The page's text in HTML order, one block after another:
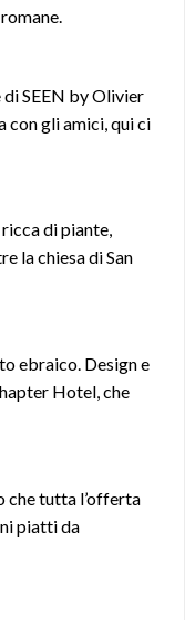
SEEN by Olivier
con gli amici, qui ci
di piante,
la chiesa di San
ebraico. Design e
Hotel, che
che tutta l’offerta
piatti da